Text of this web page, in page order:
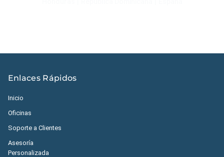
Enlaces Rápidos
Inicio
Oficinas
Soporte a Clientes
Asesoría
Personalizada